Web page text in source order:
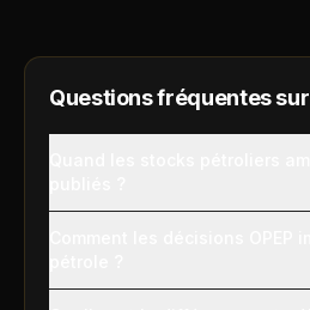
Questions fréquentes sur